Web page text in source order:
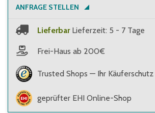
ANFRAGE STELLEN
Lieferbar Lieferzeit: 5 - 7 Tage
Frei-Haus ab 200€
Trusted Shops — Ihr Käuferschutz
geprüfter EHI Online-Shop